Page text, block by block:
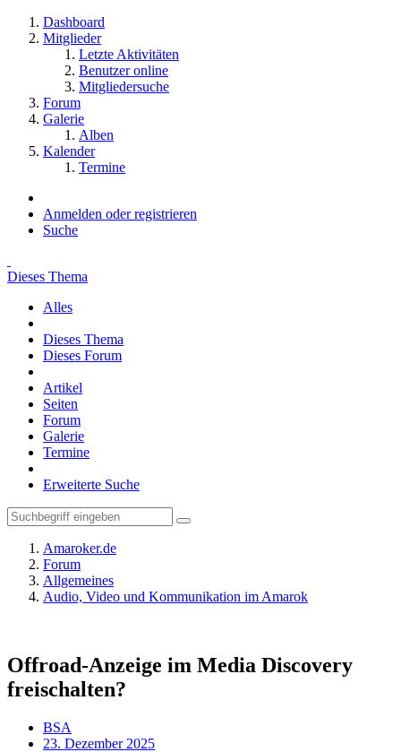
Dashboard
Mitglieder
Letzte Aktivitäten
Benutzer online
Mitgliedersuche
Forum
Galerie
Alben
Kalender
Termine
Anmelden oder registrieren
Suche
Dieses Thema
Alles
Dieses Thema
Dieses Forum
Artikel
Seiten
Forum
Galerie
Termine
Erweiterte Suche
Amaroker.de
Forum
Allgemeines
Audio, Video und Kommunikation im Amarok
Offroad-Anzeige im Media Discovery
freischalten?
BSA
23. Dezember 2025